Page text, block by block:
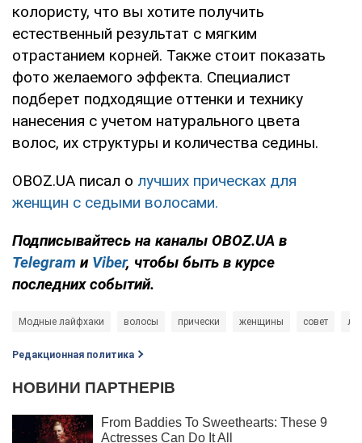
колористу, что вы хотите получить
естественный результат с мягким
отрастанием корней. Также стоит показать
фото желаемого эффекта. Специалист
подберет подходящие оттенки и технику
нанесения с учетом натурального цвета
волос, их структуры и количества седины.
OBOZ.UA писал о лучших прическах для
женщин с седыми волосами.
Подписывайтесь на каналы OBOZ.UA в
Telegram и Viber, чтобы быть в курсе
последних событий.
Модные лайфхаки волосы прически женщины совет
Редакционная политика